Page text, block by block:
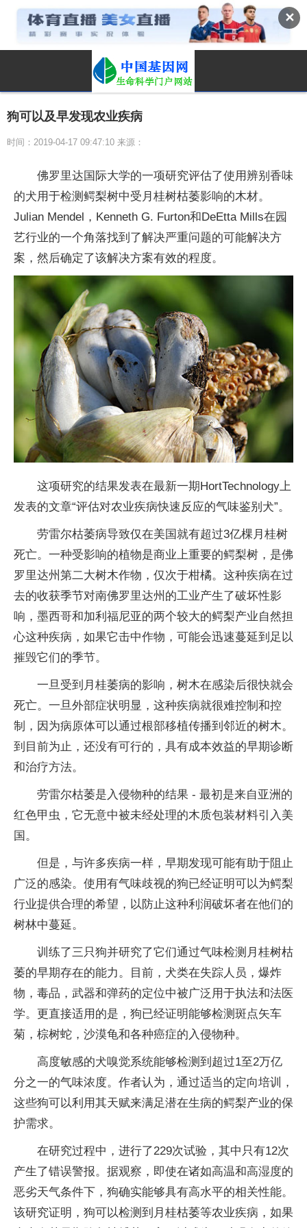
✕
狗可以及早发现农业疾病
时间：2019-04-17 09:47:10 来源：
佛罗里达国际大学的一项研究评估了使用辨别香味
的犬用于检测鳄梨树中受月桂树枯萎影响的木材。
Julian Mendel，Kenneth G. Furton和DeEtta Mills在园
艺行业的一个角落找到了解决严重问题的可能解决方
案，然后确定了该解决方案有效的程度。
这项研究的结果发表在最新一期HortTechnology上
发表的文章“评估对农业疾病快速反应的气味鉴别犬”。
劳雷尔枯萎病导致仅在美国就有超过3亿棵月桂树
死亡。一种受影响的植物是商业上重要的鳄梨树，是佛
罗里达州第二大树木作物，仅次于柑橘。这种疾病在过
去的收获季节对南佛罗里达州的工业产生了破坏性影
响，墨西哥和加利福尼亚的两个较大的鳄梨产业自然担
心这种疾病，如果它击中作物，可能会迅速蔓延到足以
摧毁它们的季节。
一旦受到月桂萎病的影响，树木在感染后很快就会
死亡。一旦外部症状明显，这种疾病就很难控制和控
制，因为病原体可以通过根部移植传播到邻近的树木。
到目前为止，还没有可行的，具有成本效益的早期诊断
和治疗方法。
劳雷尔枯萎是入侵物种的结果 - 最初是来自亚洲的
红色甲虫，它无意中被未经处理的木质包装材料引入美
国。
但是，与许多疾病一样，早期发现可能有助于阻止
广泛的感染。使用有气味歧视的狗已经证明可以为鳄梨
行业提供合理的希望，以防止这种利润破坏者在他们的
树林中蔓延。
训练了三只狗并研究了它们通过气味检测月桂树枯
萎的早期存在的能力。目前，犬类在失踪人员，爆炸
物，毒品，武器和弹药的定位中被广泛用于执法和法医
学。更直接适用的是，狗已经证明能够检测斑点矢车
菊，棕树蛇，沙漠龟和各种癌症的入侵物种。
高度敏感的犬嗅觉系统能够检测到超过1至2万亿
分之一的气味浓度。作者认为，通过适当的定向培训，
这些狗可以利用其天赋来满足潜在生病的鳄梨产业的保
护需求。
在研究过程中，进行了229次试验，其中只有12次
产生了错误警报。据观察，即使在诸如高温和高湿度的
恶劣天气条件下，狗确实能够具有高水平的相关性能。
该研究证明，狗可以检测到月桂枯萎等农业疾病，如果